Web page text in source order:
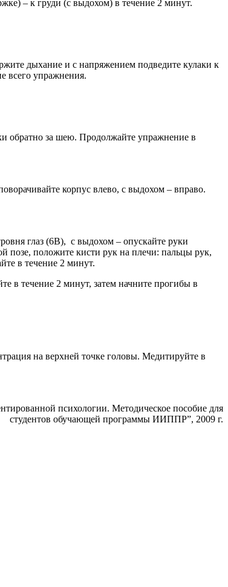
– к груди (с выдохом) в течение 2 минут.
дыхание и с напряжением подведите кулаки к
всего упражнения.
обратно за шею. Продолжайте упражнение в
корпус влево, с выдохом – вправо.
глаз (6В), с выдохом – опускайте руки
позе, положите кисти рук на плечи: пальцы рук,
в течение 2 минут.
в течение 2 минут, затем начните прогибы в
на верхней точке головы. Медитируйте в
психологии. Методическое пособие для
студентов обучающей программы ИИППР”, 2009 г.